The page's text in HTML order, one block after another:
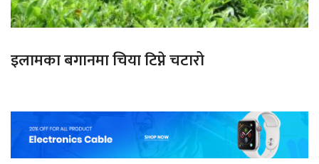
इलामका बगानमा चिया टिप्ने चटारो